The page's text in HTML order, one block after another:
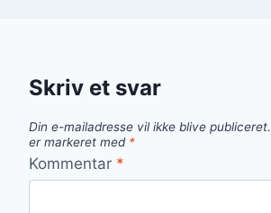
Skriv et svar
Din e-mailadresse vil ikke blive publiceret.
er markeret med *
Kommentar *